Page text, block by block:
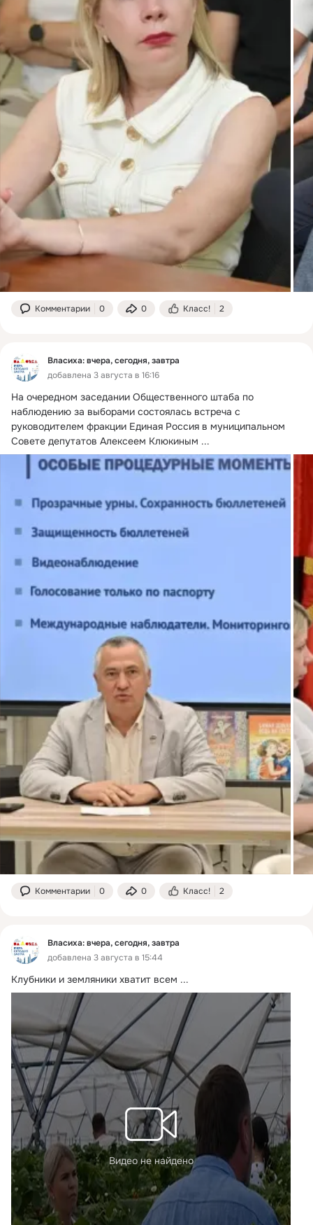
Комментарии 0 0 Класс! 2
Власиха: вчера, сегодня, завтра
добавлена 3 августа в 16:16
На очередном заседании Общественного штаба по
наблюдению за выборами состоялась встреча с
руководителем фракции Единая Россия в муниципальном
Совете депутатов Алексеем Клюкиным ...
Комментарии 0 0 Класс! 2
Власиха: вчера, сегодня, завтра
добавлена 3 августа в 15:44
Клубники и земляники хватит всем ...
Видео не найдено